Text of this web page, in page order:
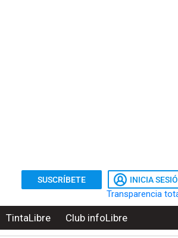
SUSCRÍBETE INICIA
Transparencia
TintaLibre Club infoLibre